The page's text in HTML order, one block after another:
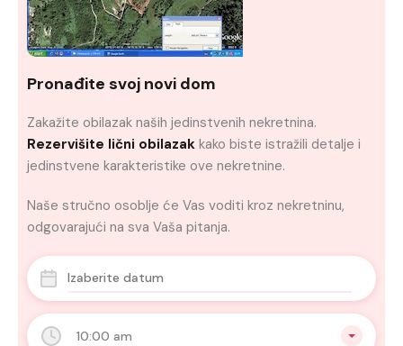
10:00 am
Pronađite svoj novi dom
Zakažite obilazak naših jedinstvenih nekretnina.
Rezervišite lični obilazak kako biste istražili detalje i
jedinstvene karakteristike ove nekretnine.
Naše stručno osoblje će Vas voditi kroz nekretninu,
odgovarajući na sva Vaša pitanja.